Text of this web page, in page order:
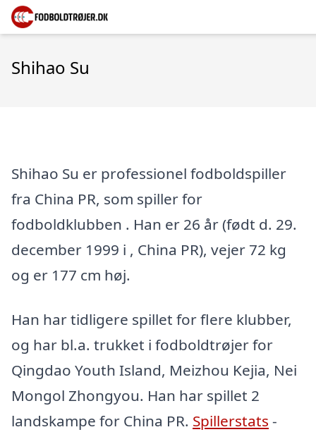
Shihao Su
Shihao Su er professionel fodboldspiller
fra China PR, som spiller for
fodboldklubben . Han er 26 år (født d. 29.
december 1999 i , China PR), vejer 72 kg
og er 177 cm høj.
Han har tidligere spillet for flere klubber,
og har bl.a. trukket i fodboldtrøjer for
Qingdao Youth Island, Meizhou Kejia, Nei
Mongol Zhongyou. Han har spillet 2
landskampe for China PR. Spillerstats -